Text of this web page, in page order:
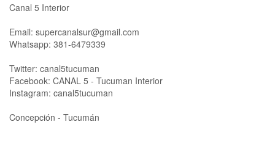
Canal 5 Interior
Email: supercanalsur@gmail.com
Whatsapp: 381-6479339
Twitter: canal5tucuman
Facebook: CANAL 5 - Tucuman Interior
Instagram: canal5tucuman
Concepción - Tucumán